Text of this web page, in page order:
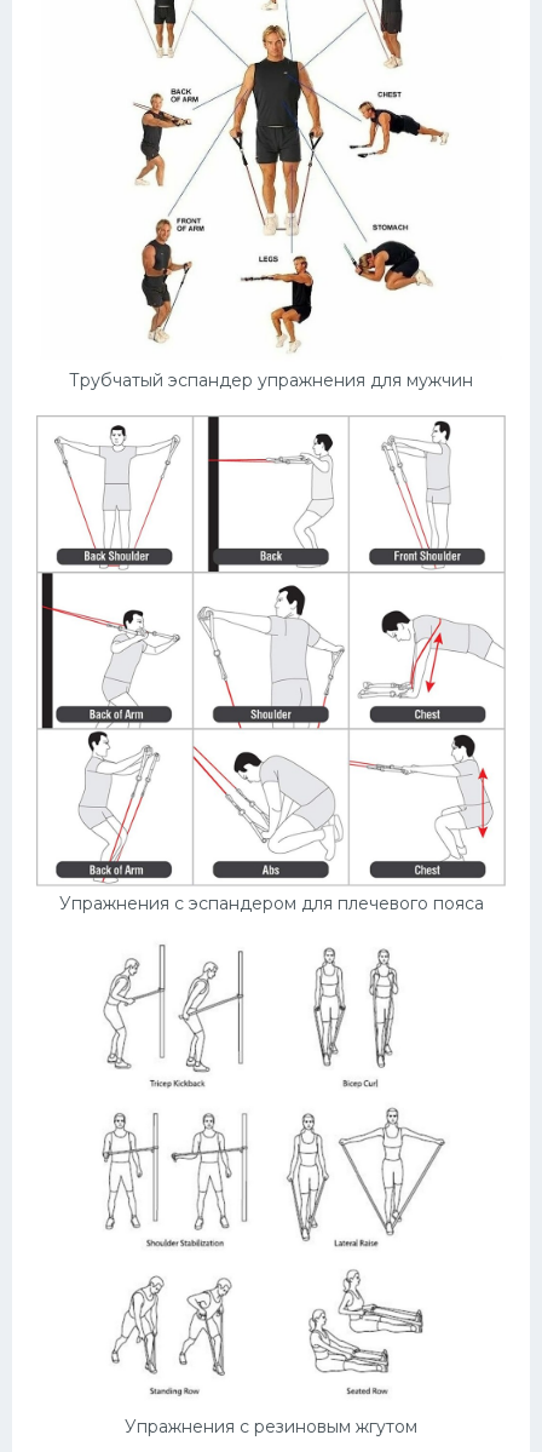
Трубчатый эспандер упражнения для мужчин
Упражнения с эспандером для плечевого пояса
Упражнения с резиновым жгутом